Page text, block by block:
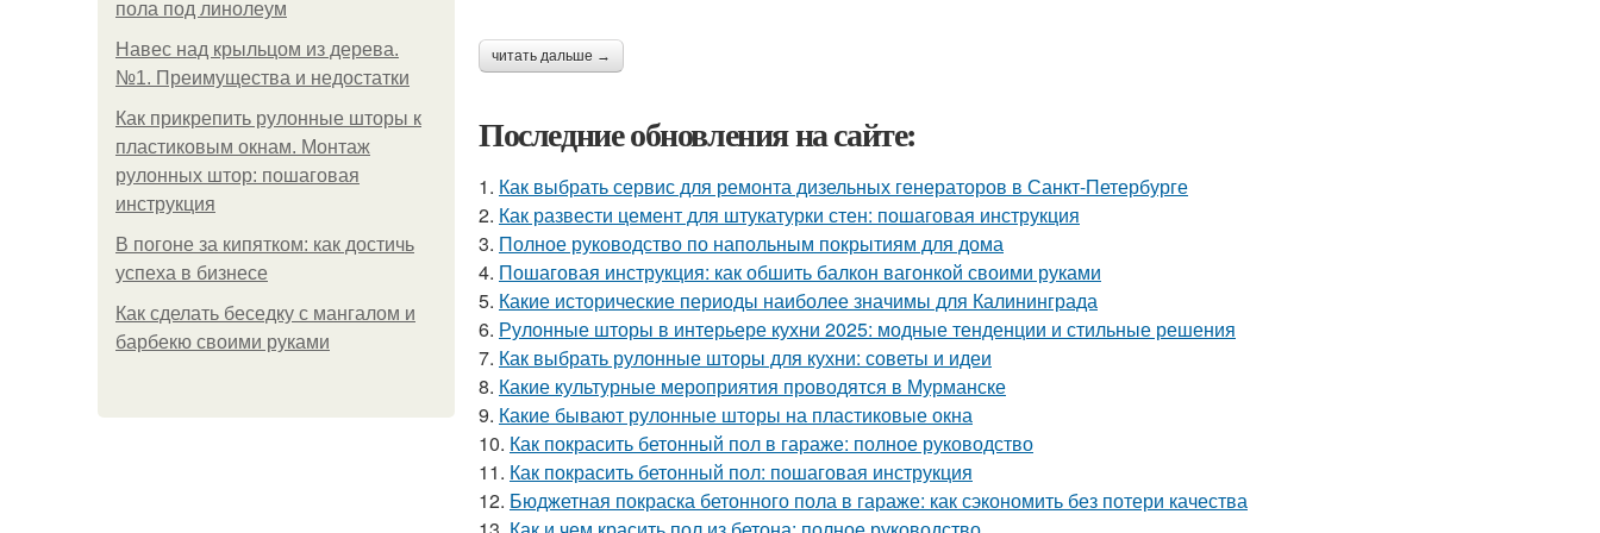
пола под линолеум
Навес над крыльцом из дерева.
№1. Преимущества и недостатки
Как прикрепить рулонные шторы к
пластиковым окнам. Монтаж
рулонных штор: пошаговая
инструкция
В погоне за кипятком: как достичь
успеха в бизнесе
Как сделать беседку с мангалом и
барбекю своими руками
читать дальше →
Последние обновления на сайте:
1. Как выбрать сервис для ремонта дизельных генераторов в Санкт-Петербурге
2. Как развести цемент для штукатурки стен: пошаговая инструкция
3. Полное руководство по напольным покрытиям для дома
4. Пошаговая инструкция: как обшить балкон вагонкой своими руками
5. Какие исторические периоды наиболее значимы для Калининграда
6. Рулонные шторы в интерьере кухни 2025: модные тенденции и стильные решения
7. Как выбрать рулонные шторы для кухни: советы и идеи
8. Какие культурные мероприятия проводятся в Мурманске
9. Какие бывают рулонные шторы на пластиковые окна
10. Как покрасить бетонный пол в гараже: полное руководство
11. Как покрасить бетонный пол: пошаговая инструкция
12. Бюджетная покраска бетонного пола в гараже: как сэкономить без потери качества